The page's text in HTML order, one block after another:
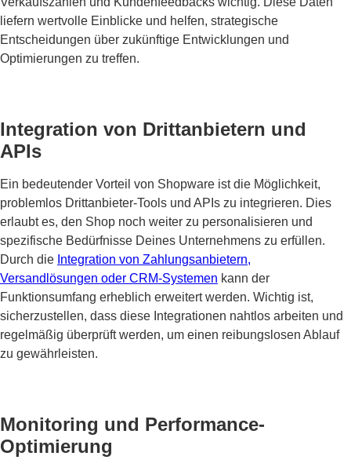
liefern wertvolle Einblicke und helfen, strategische
Entscheidungen über zukünftige Entwicklungen und
Optimierungen zu treffen.
Integration von Drittanbietern und
APIs
Ein bedeutender Vorteil von Shopware ist die Möglichkeit,
problemlos Drittanbieter-Tools und APIs zu integrieren. Dies
erlaubt es, den Shop noch weiter zu personalisieren und
spezifische Bedürfnisse Deines Unternehmens zu erfüllen.
Durch die Integration von Zahlungsanbietern,
Versandlösungen oder CRM-Systemen kann der
Funktionsumfang erheblich erweitert werden. Wichtig ist,
sicherzustellen, dass diese Integrationen nahtlos arbeiten und
regelmäßig überprüft werden, um einen reibungslosen Ablauf
zu gewährleisten.
Monitoring und Performance-
Optimierung